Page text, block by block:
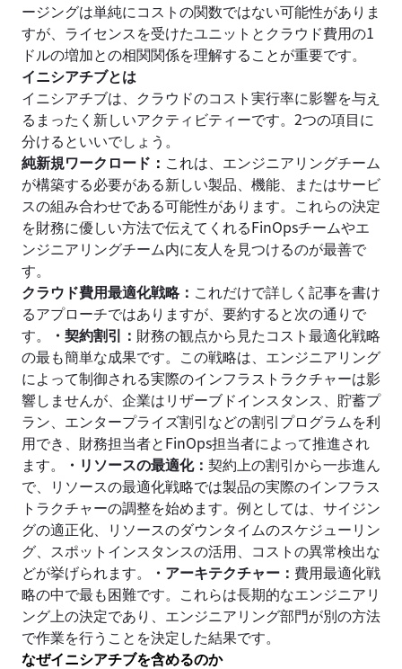
ージングは単純にコストの関数ではない可能性がありま
すが、ライセンスを受けたユニットとクラウド費用の1
ドルの増加との相関関係を理解することが重要です。
イニシアチブとは
イニシアチブは、クラウドのコスト実行率に影響を与え
るまったく新しいアクティビティーです。2つの項目に
分けるといいでしょう。
純新規ワークロード ： これは、エンジニアリングチーム
が構築する必要がある新しい製品、機能、またはサービ
スの組み合わせである可能性があります。これらの決定
を財務に優しい方法で伝えてくれるFinOpsチームやエ
ンジニアリングチーム内に友人を見つけるのが最善で
す。
クラウド費用最適化戦略： これだけで詳しく記事を書け
るアプローチではありますが、要約すると次の通りで
す。
・契約割引： 財務の観点から見たコスト最適化戦略
の最も簡単な成果です。この戦略は、エンジニアリング
によって制御される実際のインフラストラクチャーは影
響しませんが、企業はリザーブドインスタンス、貯蓄プ
ラン、エンタープライズ割引などの割引プログラムを利
用でき、財務担当者とFinOps担当者によって推進され
ます。
・リソースの最適化： 契約上の割引から一歩進ん
で、リソースの最適化戦略では製品の実際のインフラス
トラクチャーの調整を始めます。例としては、サイジン
グの適正化、リソースのダウンタイムのスケジューリン
グ、スポットインスタンスの活用、コストの異常検出な
どが挙げられます。
・アーキテクチャー： 費用最適化戦
略の中で最も困難です。これらは長期的なエンジニアリ
ング上の決定であり、エンジニアリング部門が別の方法
で作業を行うことを決定した結果です。
なぜイニシアチブを含めるのか